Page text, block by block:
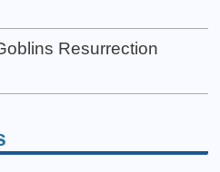
Resurrection